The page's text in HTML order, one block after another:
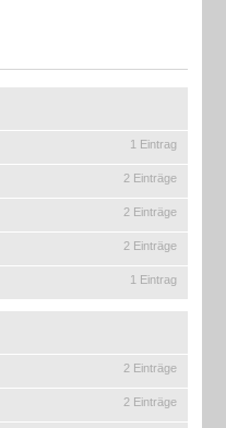
1 Eintrag
2 Einträge
2 Einträge
2 Einträge
1 Eintrag
2 Einträge
2 Einträge